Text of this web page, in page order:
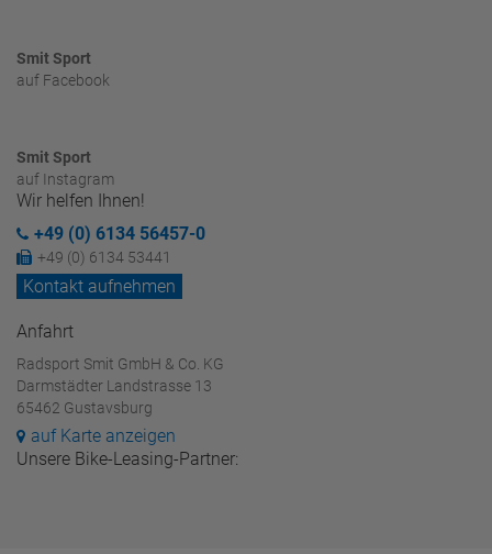
Smit Sport
auf Facebook
Smit Sport
auf Instagram
Wir helfen Ihnen!
+49 (0) 6134 56457-0
+49 (0) 6134 53441
Kontakt aufnehmen
Anfahrt
Radsport Smit GmbH & Co. KG
Darmstädter Landstrasse 13
65462 Gustavsburg
auf Karte anzeigen
Unsere Bike-Leasing-Partner: